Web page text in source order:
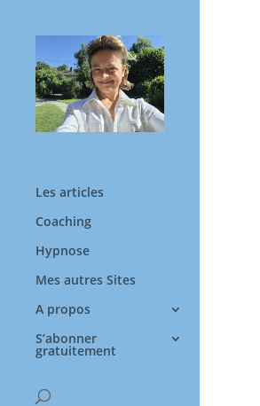
Les articles
Coaching
Hypnose
Mes autres Sites
A propos
S’abonner
gratuitement